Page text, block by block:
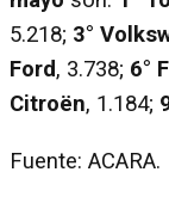
5.218; 3°
Ford, 3.738; 6°
Citroën, 1.184;
Fuente: ACARA.